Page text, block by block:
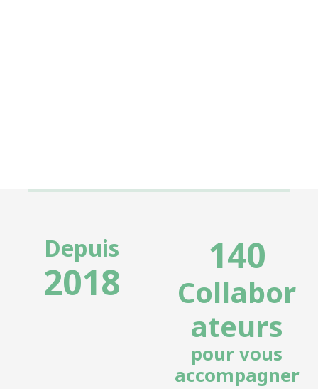
Depuis
2018
140
Collabor
ateurs
pour vous
accompagner